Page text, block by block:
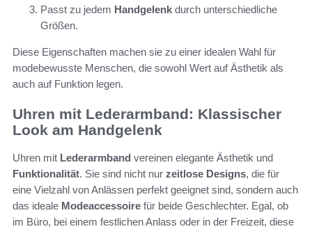
Passt zu jedem Handgelenk durch unterschiedliche
Größen.
Diese Eigenschaften machen sie zu einer idealen Wahl für
modebewusste Menschen, die sowohl Wert auf Ästhetik als
auch auf Funktion legen.
Uhren mit Lederarmband: Klassischer
Look am Handgelenk
Uhren mit Lederarmband vereinen elegante Ästhetik und
Funktionalität. Sie sind nicht nur zeitlose Designs, die für
eine Vielzahl von Anlässen perfekt geeignet sind, sondern auch
das ideale Modeaccessoire für beide Geschlechter. Egal, ob
im Büro, bei einem festlichen Anlass oder in der Freizeit, diese